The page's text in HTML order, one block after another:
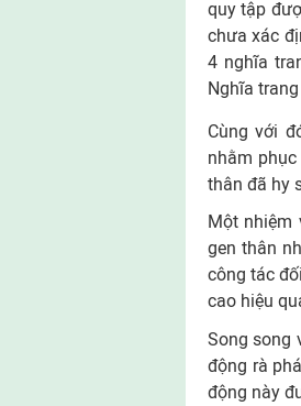
quy tập
chưa xác
4 nghĩa
Nghĩa
Cùng với
nhằm
thân đã hy
Một nhiệm
gen thân
công tác
cao hiệu
Song song
động rà
động này